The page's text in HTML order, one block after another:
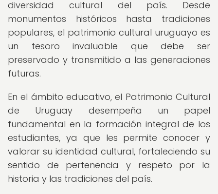
diversidad cultural del país. Desde
monumentos históricos hasta tradiciones
populares, el patrimonio cultural uruguayo es
un tesoro invaluable que debe ser
preservado y transmitido a las generaciones
futuras.
En el ámbito educativo, el Patrimonio Cultural
de Uruguay desempeña un papel
fundamental en la formación integral de los
estudiantes, ya que les permite conocer y
valorar su identidad cultural, fortaleciendo su
sentido de pertenencia y respeto por la
historia y las tradiciones del país.